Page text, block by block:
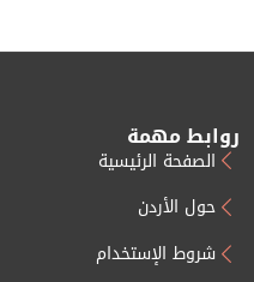
روابط مهمة
الصفحة الرئيسية
حول الأردن
شروط الإستخدام